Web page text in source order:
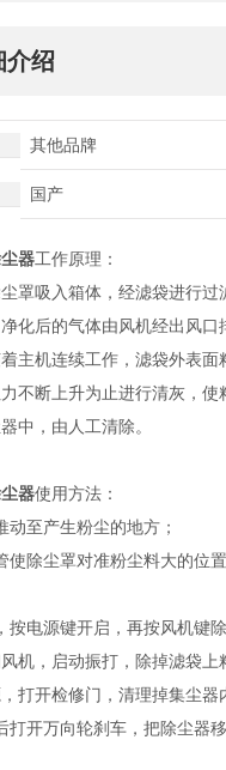
介绍
其他品牌
国产
器工作原理：
罩吸入箱体，经滤袋进行过
化后的气体由风机经出风口
主机连续工作，滤袋外表面
不断上升为止进行清灰，使
中，由人工清除。
器使用方法：
动至产生粉尘的地方；
使除尘罩对准粉尘料大的位
按电源键开启，再按风机键
机，启动振打，除掉滤袋上
打开检修门，清理掉集尘器
打开万向轮刹车，把除尘器移